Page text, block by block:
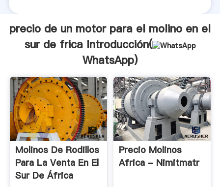
precio de un motor para el molino en el
sur de frica Introducción(
WhatsApp)
Molinos De Rodillos
Para La Venta En El
Sur De África
Precio Molinos
Africa - Nimitmatr